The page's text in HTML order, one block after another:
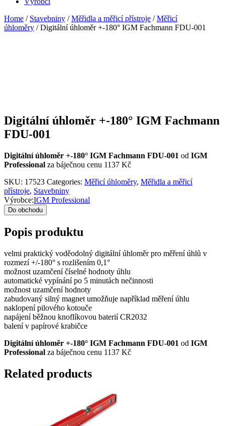
Home / Stavebniny /Měřidla a měřicí přístroje /Měřicí
úhloměry / Digitální úhloměr +-180° IGM Fachmann FDU-001
Digitální úhloměr +-180° IGM Fachmann
FDU-001
Digitální úhloměr +-180° IGM Fachmann FDU-001 od IGM
Professional za báječnou cenu 1137 Kč
SKU: 17523 Categories: Měřicí úhloměry, Měřidla a měřicí
přístroje, Stavebniny
Výrobce:IGM Professional
Do obchodu
Popis produktu
velmi praktický voděodolný digitální úhloměr pro měření úhlů v
rozmezí +/-180° s rozlišením 0,1°
možnost uzamčení číselné hodnoty úhlu
automatické vypínání po 5 minutách nečinnosti
možnost uzamčení hodnoty
zabudovaný silný magnet umožňuje například měření úhlu
naklopení pilového kotouče
napájení běžnou knoflíkovou baterií CR2032
balení v papírové krabičce
Digitální úhloměr +-180° IGM Fachmann FDU-001 od IGM
Professional za báječnou cenu 1137 Kč
Related products